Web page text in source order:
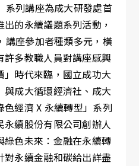
系列講座為成大研發處首
的永續議題系列活動，
講座參加者種類多元，橫
多教職人員對講座感興
時代來臨，國立成功大
成大循環經濟社、成大
經濟 X 永續轉型」系列
續股份有限公司創辦人
色未來：金融在永續轉
永續金融和碳給出詳盡